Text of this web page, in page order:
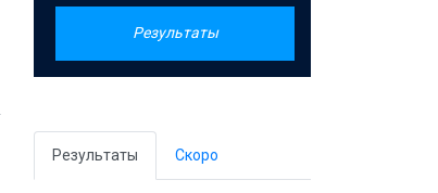
Результаты
Результаты Скоро